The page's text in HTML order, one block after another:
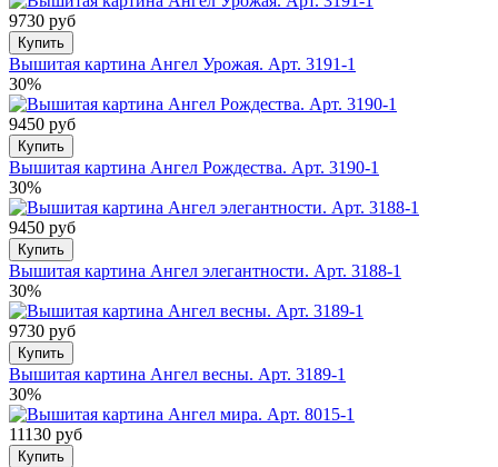
9730 руб
Купить
Вышитая картина Ангел Урожая. Арт. 3191-1
30%
9450 руб
Купить
Вышитая картина Ангел Рождества. Арт. 3190-1
30%
9450 руб
Купить
Вышитая картина Ангел элегантности. Арт. 3188-1
30%
9730 руб
Купить
Вышитая картина Ангел весны. Арт. 3189-1
30%
11130 руб
Купить